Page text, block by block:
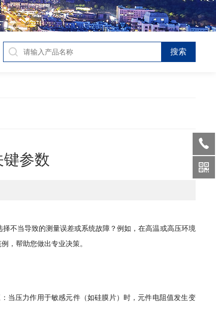
参数
不当导致的测量误差或系统故障？例如，在高温或高压环境
，帮助您做出专业决策。
当压力作用于敏感元件（如硅膜片）时，元件电阻值发生变